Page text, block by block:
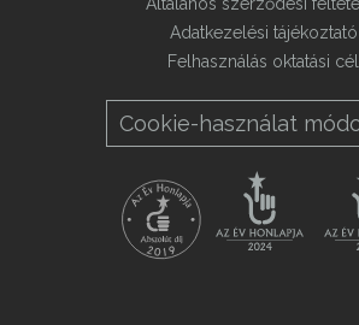
Adatkezelési tájékoztató
Felhasználás oktatási
Cookie-használat